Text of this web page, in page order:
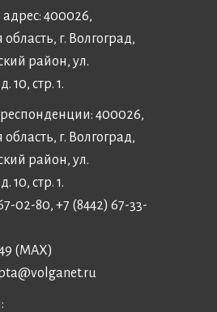
400026,
область, г. Волгоград,
район, ул.
10, стр. 1.
400026,
область, г. Волгоград,
район, ул.
10, стр. 1.
02-80, +7 (8442) 67-33-
(MAX)